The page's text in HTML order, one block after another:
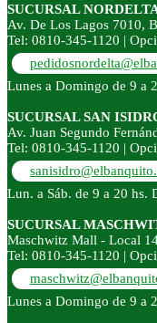
SUCURSAL
Av. De Los Lagos 7010,
Tel: 0810-345-1120 |
Lunes a Domingo de 9 a
SUCURSAL SAN
Av. Juan Segundo
Tel: 0810-345-1120 |
Lun. a Sáb. de 9 a 20 hs.
SUCURSAL
Maschwitz Mall - Local
Tel: 0810-345-1120 |
Lunes a Domingo de 9 a